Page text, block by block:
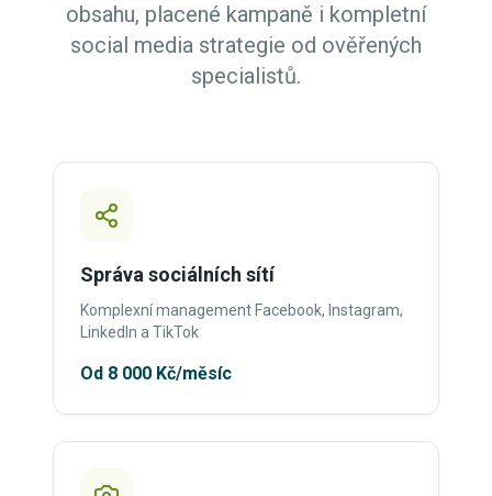
obsahu, placené kampaně i kompletní
social media strategie od ověřených
specialistů.
Správa sociálních sítí
Komplexní management Facebook, Instagram,
LinkedIn a TikTok
Od 8 000 Kč/měsíc